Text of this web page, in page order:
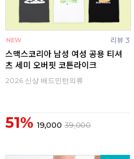
리뷰 3
스맥스코리아 남성 여성 공용 티셔
츠 세미 오버핏 코튼라이크
2026 신상 배드민턴의류
51% 19,000 39,000